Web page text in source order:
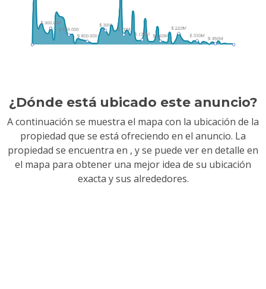
¿Dónde está ubicado este anuncio?
A continuación se muestra el mapa con la ubicación de la
propiedad que se está ofreciendo en el anuncio. La
propiedad se encuentra en , y se puede ver en detalle en
el mapa para obtener una mejor idea de su ubicación
exacta y sus alrededores.